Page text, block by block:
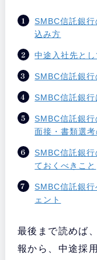
SMBC信託銀
込み方
中途入社先と
SMBC信託銀
SMBC信託銀
SMBC信託銀行
面接・書類選考
SMBC信託銀
ておくべきこと
SMBC信託銀
ェント
最後まで読めば
報から、中途採